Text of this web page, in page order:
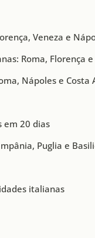
Veneza e
Roma, Florença
Nápoles e Costa
em 20 dias
Puglia e
italianas